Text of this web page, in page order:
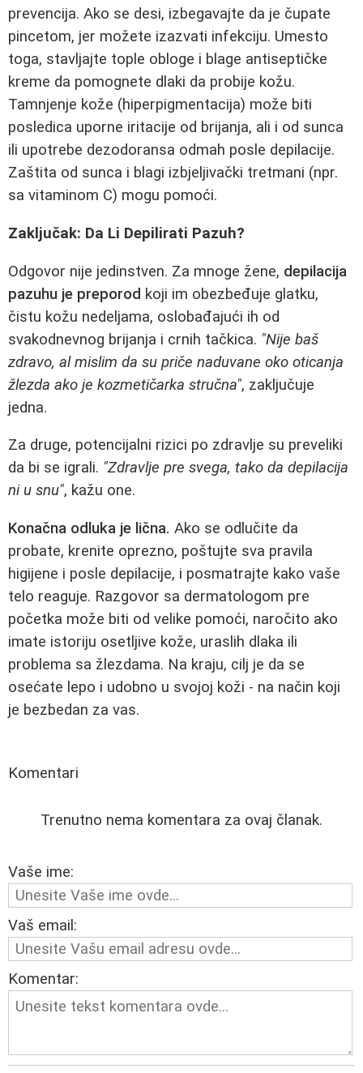
prevencija. Ako se desi, izbegavajte da je čupate
pincetom, jer možete izazvati infekciju. Umesto
toga, stavljajte tople obloge i blage antiseptičke
kreme da pomognete dlaki da probije kožu.
Tamnjenje kože (hiperpigmentacija) može biti
posledica uporne iritacije od brijanja, ali i od sunca
ili upotrebe dezodoransa odmah posle depilacije.
Zaštita od sunca i blagi izbjeljivački tretmani (npr.
sa vitaminom C) mogu pomoći.
Zaključak: Da Li Depilirati Pazuh?
Odgovor nije jedinstven. Za mnoge žene, depilacija
pazuhu je preporod koji im obezbeđuje glatku,
čistu kožu nedeljama, oslobađajući ih od
svakodnevnog brijanja i crnih tačkica. "Nije baš
zdravo, al mislim da su priče naduvane oko oticanja
žlezda ako je kozmetičarka stručna", zaključuje
jedna.
Za druge, potencijalni rizici po zdravlje su preveliki
da bi se igrali. "Zdravlje pre svega, tako da depilacija
ni u snu", kažu one.
Konačna odluka je lična. Ako se odlučite da
probate, krenite oprezno, poštujte sva pravila
higijene i posle depilacije, i posmatrajte kako vaše
telo reaguje. Razgovor sa dermatologom pre
početka može biti od velike pomoći, naročito ako
imate istoriju osetljive kože, uraslih dlaka ili
problema sa žlezdama. Na kraju, cilj je da se
osećate lepo i udobno u svojoj koži - na način koji
je bezbedan za vas.
Komentari
Trenutno nema komentara za ovaj članak.
Vaše ime:
Vaš email:
Komentar: